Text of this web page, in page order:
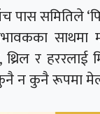
पास समितिले
र हररलाई
न कुनै रूपमा